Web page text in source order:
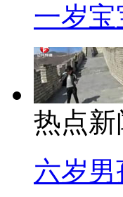
一岁
热点新
六岁